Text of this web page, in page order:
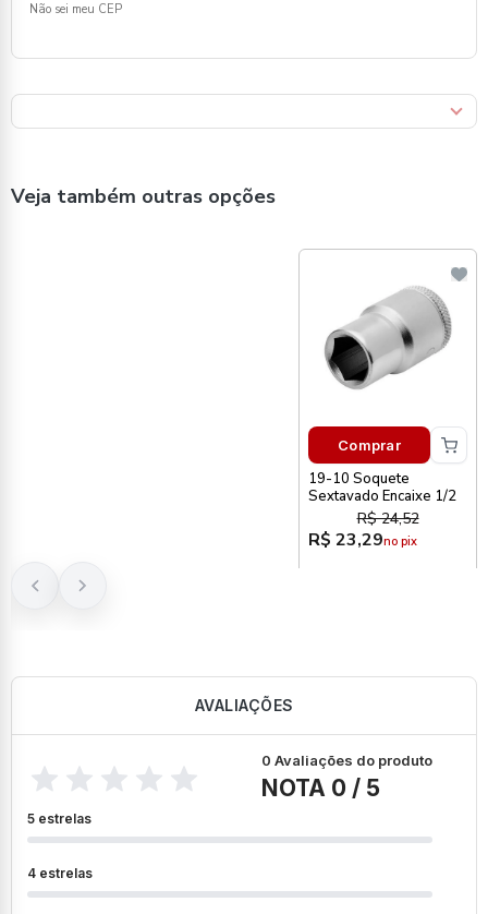
Não sei meu CEP
Veja também outras opções
Comprar
19-10 Soquete
Sextavado Encaixe 1/2
R$ 24,52
R$ 23,29no pix
AVALIAÇÕES
0 Avaliações do produto
NOTA 0 / 5
5 estrelas
4 estrelas